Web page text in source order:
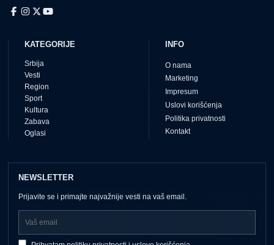
KATEGORIJE
Srbija
Vesti
Region
Sport
Kultura
Zabava
Oglasi
INFO
O nama
Marketing
Impresum
Uslovi korišćenja
Politika privatnosti
Kontakt
NEWSLETTER
Prijavite se i primajte najvažnije vesti na vaš email.